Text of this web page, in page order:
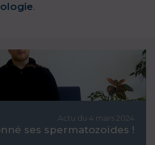
.
Actu du 4 mars 2024
ses spermatozoïdes !